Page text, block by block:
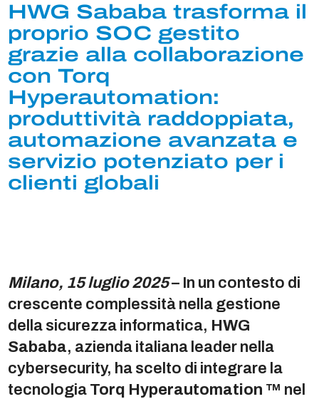
HWG Sababa trasforma il
proprio SOC gestito
grazie alla collaborazione
con Torq
Hyperautomation:
produttività raddoppiata,
automazione avanzata e
servizio potenziato per i
clienti globali
Milano, 15 luglio 2025– In un contesto di
crescente complessità nella gestione
della sicurezza informatica, HWG
Sababa, azienda italiana leader nella
cybersecurity, ha scelto di integrare la
tecnologia Torq Hyperautomation ™ nel